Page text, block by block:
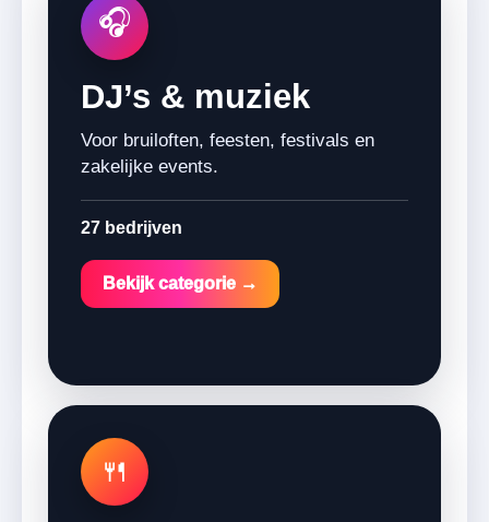
🎧
DJ’s & muziek
Voor bruiloften, feesten, festivals en
zakelijke events.
27 bedrijven
Bekijk categorie →
🍴